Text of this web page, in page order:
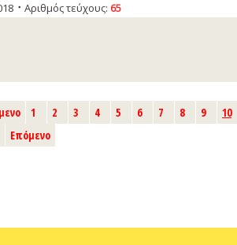
Αριθμός τεύχους: 65
1 2 3 4 5 6 7 8 9 10
Επόμενο